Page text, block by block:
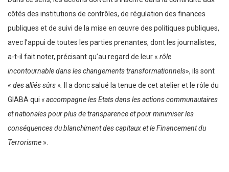
côtés des institutions de contrôles, de régulation des finances
publiques et de suivi de la mise en œuvre des politiques publiques,
avec l’appui de toutes les parties prenantes, dont les journalistes,
a-t-il fait noter, précisant qu’au regard de leur « rôle
incontournable dans les changements transformationnels», ils sont
« des alliés sûrs ».
Il a donc salué la tenue de cet atelier et le rôle du
GIABA qui « accompagne les Etats dans les actions communautaires
et nationales pour plus de transparence et pour minimiser les
conséquences du blanchiment des capitaux et le Financement du
Terrorisme ».